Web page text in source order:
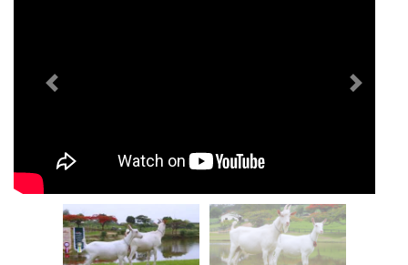
Previous Próximo